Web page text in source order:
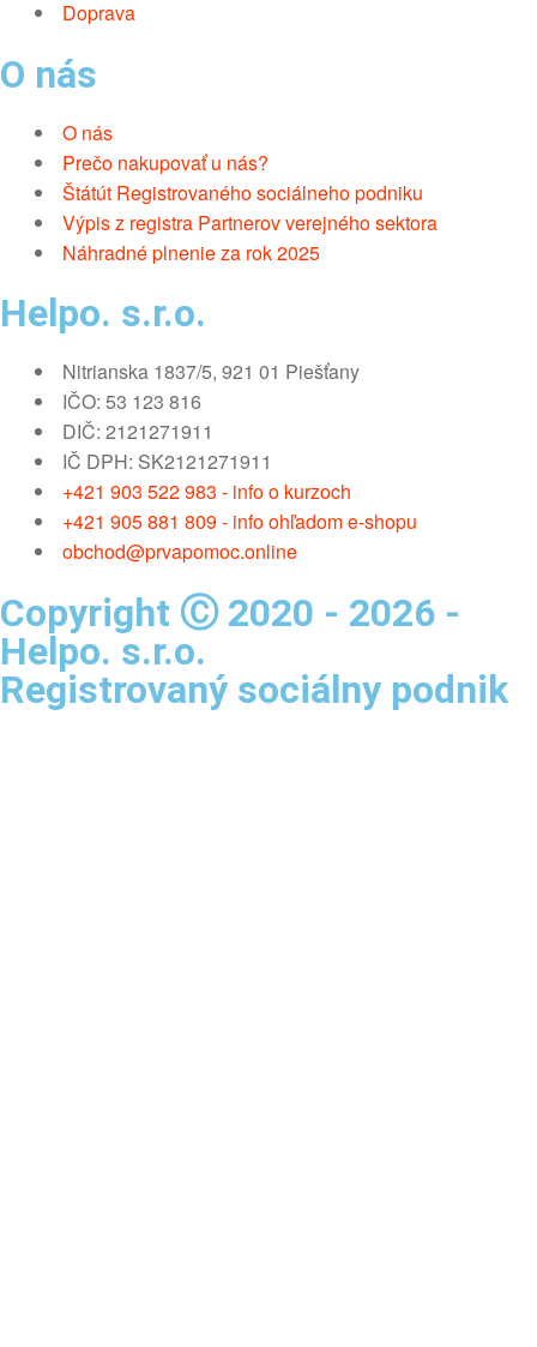
Doprava
O nás
O nás
Prečo nakupovať u nás?
Štátút Registrovaného sociálneho podniku
Výpis z registra Partnerov verejného sektora
Náhradné plnenie za rok 2025
Helpo. s.r.o.
Nitrianska 1837/5, 921 01 Piešťany
IČO: 53 123 816
DIČ: 2121271911
IČ DPH: SK2121271911
+421 903 522 983 - info o kurzoch
+421 905 881 809 - info ohľadom e-shopu
obchod@prvapomoc.online
Copyright Ⓒ 2020 - 2026 -
Helpo. s.r.o.
Registrovaný sociálny podnik